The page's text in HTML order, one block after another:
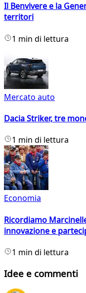
Il Benvivere e la
territori
1 min di lettura
Mercato auto
Dacia Striker, tre
1 min di lettura
Economia
Ricordiamo
innovazione e
1 min di lettura
Idee e commenti